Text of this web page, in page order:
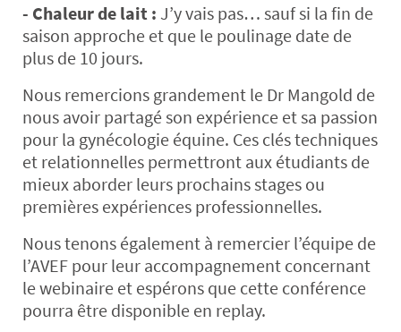
- Chaleur de lait : J’y vais pas… sauf si la fin de
saison approche et que le poulinage date de
plus de 10 jours.
Nous remercions grandement le Dr Mangold de
nous avoir partagé son expérience et sa passion
pour la gynécologie équine. Ces clés techniques
et relationnelles permettront aux étudiants de
mieux aborder leurs prochains stages ou
premières expériences professionnelles.
Nous tenons également à remercier l’équipe de
l’AVEF pour leur accompagnement concernant
le webinaire et espérons que cette conférence
pourra être disponible en replay.